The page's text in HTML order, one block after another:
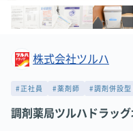
株式会社ツルハ
#正社員 #薬剤師 #調剤併設型
調剤薬局ツルハドラッ